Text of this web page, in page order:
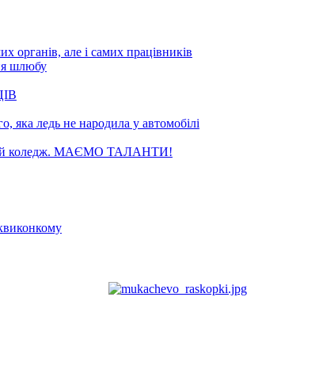
органів, але і самих працівників
шлюбу
яка ледь не народила у автомобілі
коледж. МАЄМО ТАЛАНТИ!